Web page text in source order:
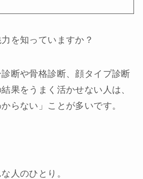
を知っていますか？
断や骨格診断、顔タイプ診断
果をうまく活かせない人は、
らない」ことが多いです。
人のひとり。